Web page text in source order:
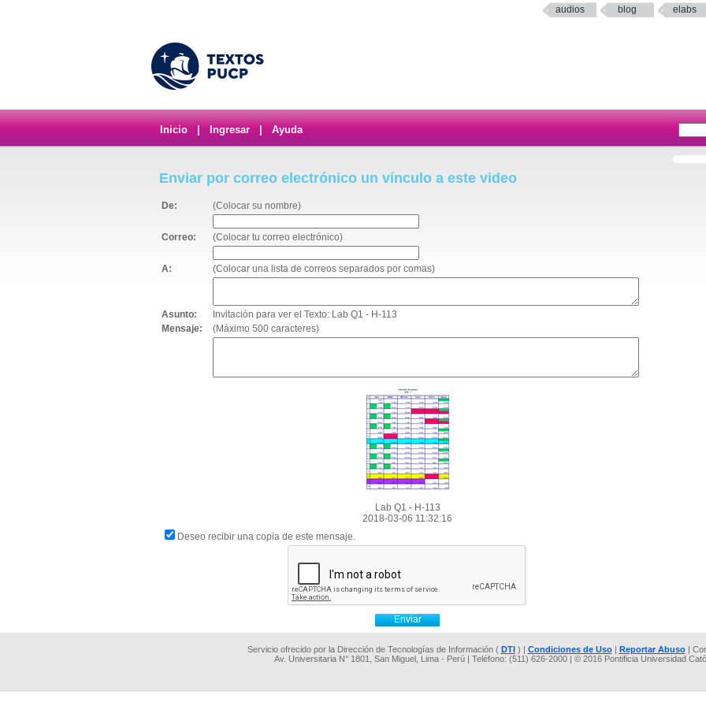
audios blog elabs
Inicio Ingresar Ayuda
Enviar por correo electrónico un vínculo a este video
De: (Colocar su nombre)
Correo: (Colocar tu correo electrónico)
A: (Colocar una lista de correos separados por comas)
Asunto:
Invitación para ver el Texto: Lab Q1 - H-113
Mensaje:
(Máximo 500 caracteres)
Lab Q1 - H-113
2018-03-06 11:32:16
Deseo recibir una copia de este mensaje.
Servicio ofrecido por la Dirección de Tecnologías de Información ( DTI) | Condiciones de Uso| Reportar Abuso|
Av. Universitaria N° 1801, San Miguel, Lima - Perú | Teléfono: (511) 626-2000 | © 2016 Pontificia Universidad